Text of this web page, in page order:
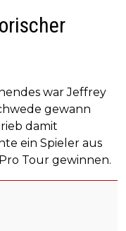
war Jeffrey
gewann
damit
ein Spieler aus
Tour gewinnen.